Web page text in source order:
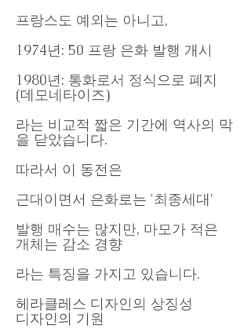
프랑스도 예외는 아니고,
1974년: 50 프랑 은화 발행 개시
1980년: 통화로서 정식으로 폐지
(데모네타이즈)
라는 비교적 짧은 기간에 역사의 막
을 닫았습니다.
따라서 이 동전은
근대이면서 은화로는 '최종세대'
발행 매수는 많지만, 마모가 적은
개체는 감소 경향
라는 특징을 가지고 있습니다.
헤라클레스 디자인의 상징성
디자인의 기원